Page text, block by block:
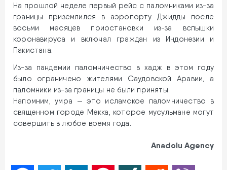
На прошлой неделе первый рейс с паломниками из-за
границы приземлился в аэропорту Джидды после
восьми месяцев приостановки из-за вспышки
коронавируса и включал граждан из Индонезии и
Пакистана.
Из-за пандемии паломничество в хадж в этом году
было ограничено жителями Саудовской Аравии, а
паломники из-за границы не были приняты.
Напомним, умра — это исламское паломничество в
священном городе Мекка, которое мусульмане могут
совершить в любое время года.
Anadolu Agency